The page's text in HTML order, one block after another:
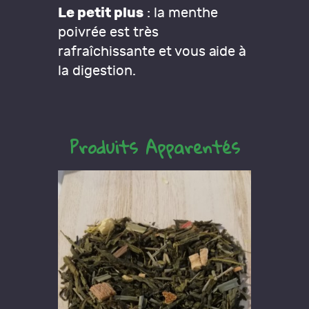
Le petit plus: la menthe
poivrée est très
rafraîchissante et vous aide à
la digestion.
Produits Apparentés